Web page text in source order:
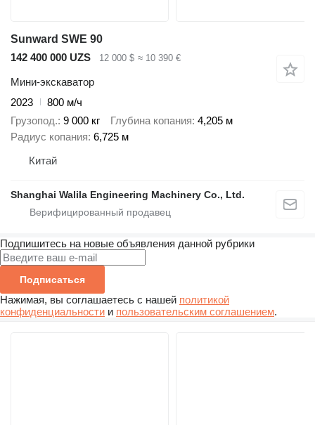
Sunward SWE 90
142 400 000 UZS
12 000 $ ≈ 10 390 €
Мини-экскаватор
2023
800 м/ч
Грузопод. 9 000 кг Глубина копания 4,205 м
Радиус копания 6,725 м
Китай
Shanghai Walila Engineering Machinery Co., Ltd.
Подпишитесь на новые объявления данной рубрики
Подписаться
Нажимая, вы соглашаетесь с нашей политикой
конфиденциальности и пользовательским соглашением.